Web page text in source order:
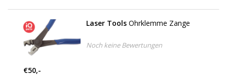
Laser Tools Ohrklemme Zange
Noch keine Bewertungen
€50,-